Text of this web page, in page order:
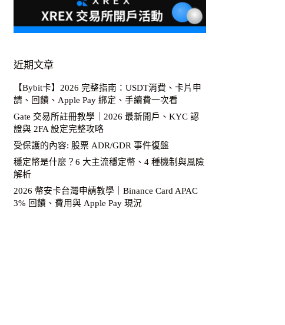
近期文章
【Bybit卡】2026 完整指南：USDT消費、卡片申
請、回饋、Apple Pay 綁定、手續費一次看
Gate 交易所註冊教學｜2026 最新開戶、KYC 認
證與 2FA 設定完整攻略
受保護的內容: 股票 ADR/GDR 事件復盤
穩定幣是什麼？6 大主流穩定幣、4 種機制與風險
解析
2026 幣安卡台灣申請教學｜Binance Card APAC
3% 回饋、費用與 Apple Pay 現況